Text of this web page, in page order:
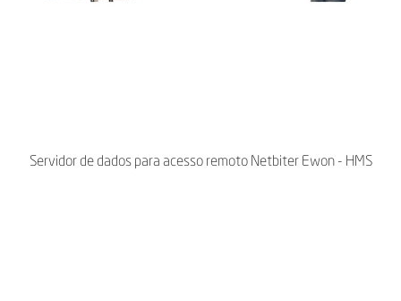
Servidor de dados para acesso remoto Netbiter Ewon - HMS